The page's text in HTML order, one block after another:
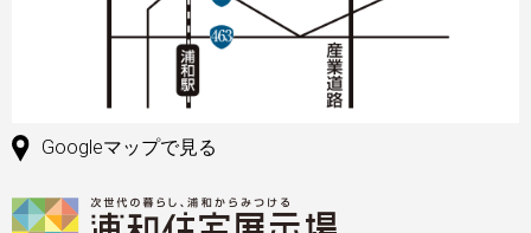
Googleマップで見る